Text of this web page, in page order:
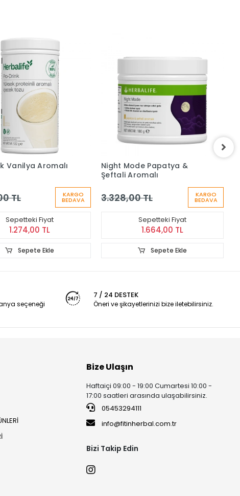
Vanilya Aromalı
TL KARGO
BEDAVA
Sepetteki Fiyat
1.274,00 TL
Sepete Ekle
Night Mode Papatya &
Şeftali Aromalı
3.328,00 TL KARGO
BEDAVA
Sepetteki Fiyat
1.664,00 TL
Sepete Ekle
seçeneği
7 / 24 DESTEK
Öneri ve şikayetlerinizi bize iletebilirsiniz.
Bize Ulaşın
Haftaiçi 09:00 - 19:00 Cumartesi 10:00 -
17:00 saatleri arasında ulaşabilirsiniz.
05453294111
info@fitinherbal.com.tr
Bizi Takip Edin